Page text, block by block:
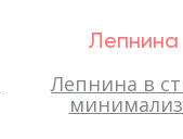
Лепнина
Лепнина в